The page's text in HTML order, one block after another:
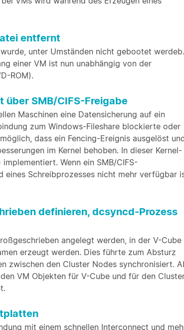
entfernt
unter Umständen nicht gebootet werdeb.
einer VM ist nun unabhängig von der
ROM).
über SMB/CIFS-Freigabe
Maschinen eine Datensicherung auf ein
zum Windows-Fileshare blockierte oder
dass ein Fencing-Ereignis ausgelöst
im Kernel behoben. In dieser Kernel-
Wenn ein SMB/CIFS-
eines Schreibprozesses nicht mehr verfügbar
definieren, dcsyncd-Prozess
angelegt werden, in der V-Cube
erzeugt werden. Dies führte zum Absturz
zwischen den Cluster Nodes synchronisiert.
VM Objekten für V-Cube und für den
mit einem schnellen Interconnect und